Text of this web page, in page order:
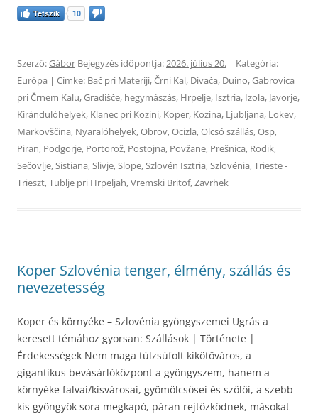
Tetszik 10
Szerző:Gábor Bejegyzés időpontja:2026. július 20. | Kategória:
Európa | Címke: Bač pri Materiji,Črni Kal, Divača, Duino,Gabrovica
pri Črnem Kalu,Gradišče, hegymászás, Hrpelje, Isztria, Izola, Javorje,
Kirándulóhelyek, Klanec pri Kozini, Koper, Kozina, Ljubljana, Lokev,
Markovščina, Nyaralóhelyek,Obrov,Ocizla,Olcsó szállás,Osp,
Piran, Podgorje, Portorož, Postojna, Povžane, Prešnica, Rodik,
Sečovlje,Sistiana,Slivje,Slope,Szlovén Isztria,Szlovénia,Trieste -
Trieszt,Tublje pri Hrpeljah,Vremski Britof,Zavrhek
Koper Szlovénia tenger, élmény, szállás és
nevezetesség
Koper és környéke – Szlovénia gyöngyszemei Ugrás a
keresett témához gyorsan: Szállások | Története |
Érdekességek Nem maga túlzsúfolt kikötőváros, a
gigantikus bevásárlóközpont a gyöngyszem, hanem a
környéke falvai/kisvárosai, gyömölcsösei és szőlői, a szebb
kis gyöngyök sora megkapó, páran rejtőzködnek, másokat